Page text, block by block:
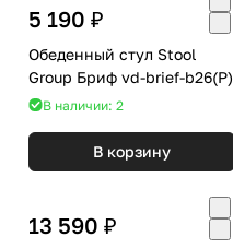
5 190 ₽
Обеденный стул Stool
Group Бриф vd-brief-b26(P)
В наличии: 2
В корзину
13 590 ₽